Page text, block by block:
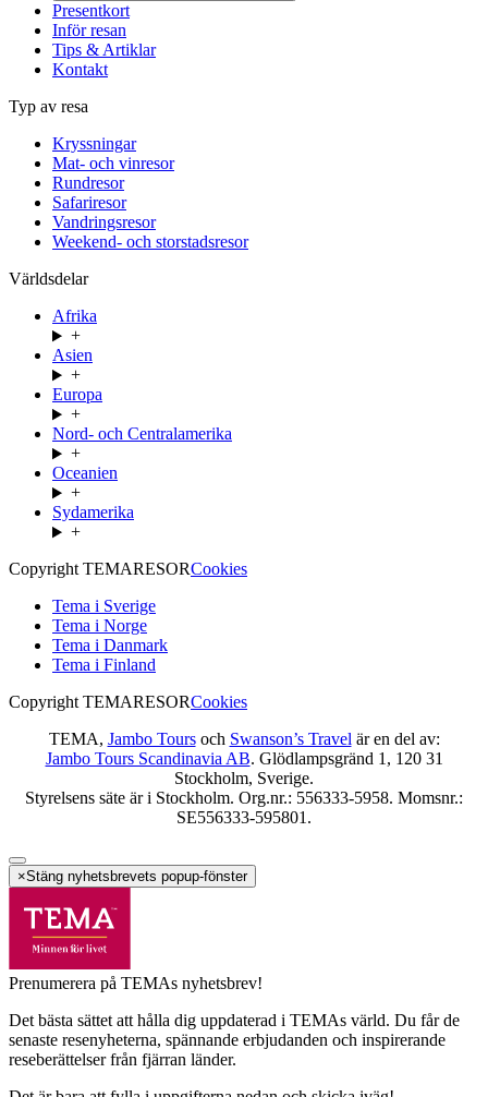
Presentkort
Inför resan
Tips & Artiklar
Kontakt
Typ av resa
Kryssningar
Mat- och vinresor
Rundresor
Safariresor
Vandringsresor
Weekend- och storstadsresor
Världsdelar
Afrika
+
Asien
+
Europa
+
Nord- och Centralamerika
+
Oceanien
+
Sydamerika
+
Copyright TEMARESORCookies
Tema i Sverige
Tema i Norge
Tema i Danmark
Tema i Finland
Copyright TEMARESORCookies
TEMA, Jambo Toursoch Swanson’s Travelär en del av:
Jambo Tours Scandinavia AB. Glödlampsgränd 1, 120 31
Stockholm, Sverige.
Styrelsens säte är i Stockholm. Org.nr.: 556333-5958. Momsnr.:
SE556333-595801.
×Stäng nyhetsbrevets popup-fönster
Prenumerera på TEMAs nyhetsbrev!
Det bästa sättet att hålla dig uppdaterad i TEMAs värld. Du får de
senaste resenyheterna, spännande erbjudanden och inspirerande
reseberättelser från fjärran länder.